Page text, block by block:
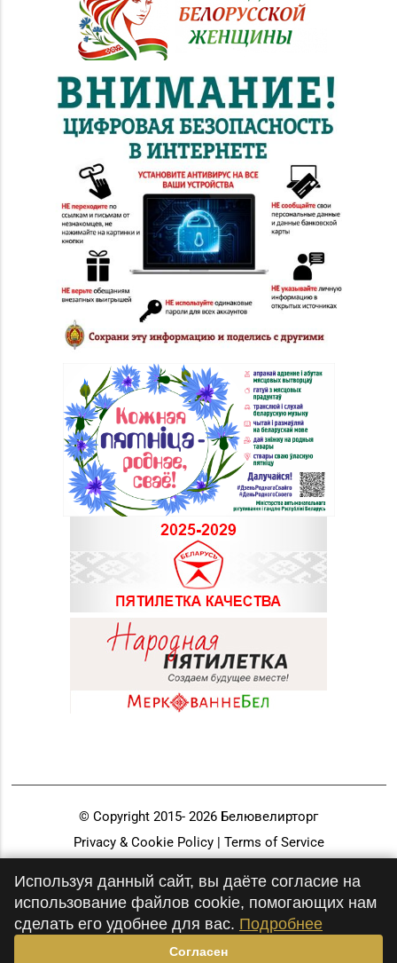
© Copyright 2015- 2026 Белювелирторг
Privacy & Cookie Policy | Terms of Service
Используя данный сайт, вы даёте согласие на
использование файлов cookie, помогающих нам
сделать его удобнее для вас. Подробнее
Согласен